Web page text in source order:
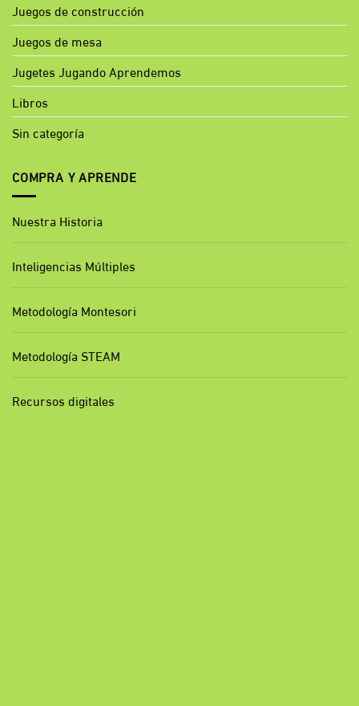
Juegos de construcción
Juegos de mesa
Jugetes Jugando Aprendemos
Libros
Sin categoría
COMPRA Y APRENDE
Nuestra Historia
Inteligencias Múltiples
Metodología Montesori
Metodología STEAM
Recursos digitales